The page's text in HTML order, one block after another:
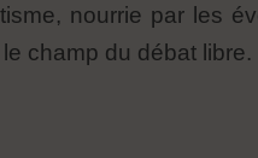
nourrie par les
champ du débat libre.